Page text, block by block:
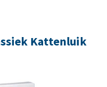
Kattenluik